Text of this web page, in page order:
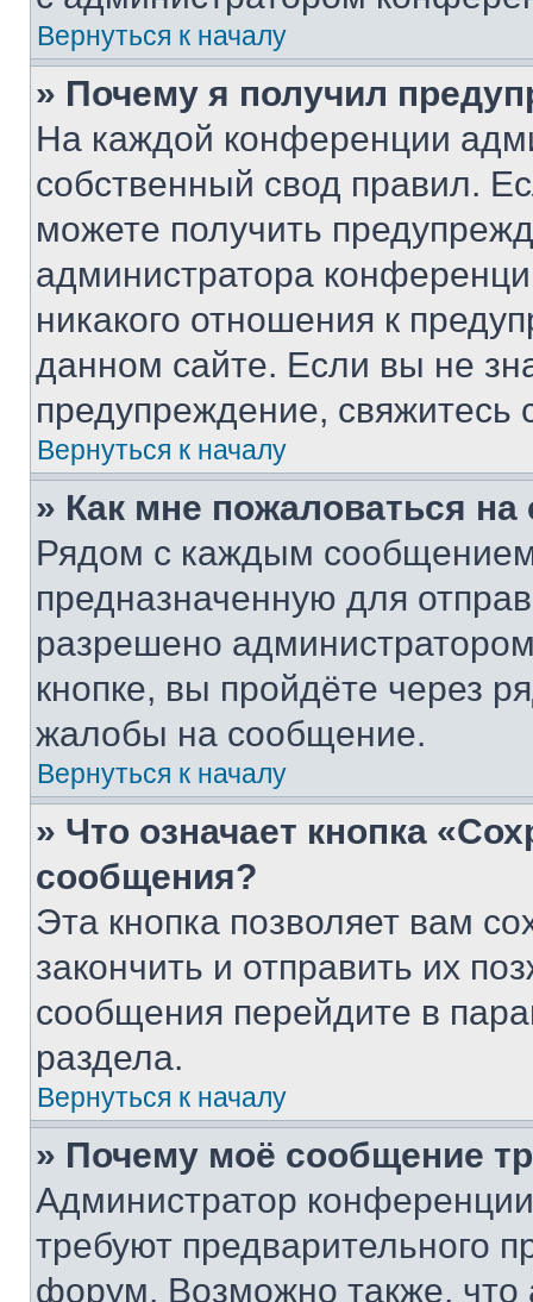
Вернуться к началу
» Почему я получил
На каждой конференции
собственный свод правил.
можете получить
администратора
никакого отношения к
данном сайте. Если вы не
предупреждение,
Вернуться к началу
» Как мне пожаловаться
Рядом с каждым сообщением
предназначенную для
разрешено
кнопке, вы пройдёте через
жалобы на сообщение.
Вернуться к началу
» Что означает кнопка
сообщения?
Эта кнопка позволяет вам
закончить и отправить их
сообщения перейдите в
раздела.
Вернуться к началу
» Почему моё сообщение
Администратор
требуют предварительного
форум. Возможно также, что